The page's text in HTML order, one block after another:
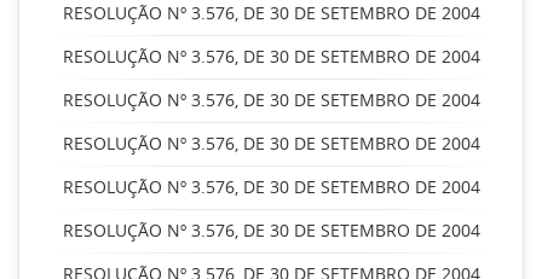
RESOLUÇÃO Nº 3.576, DE 30 DE SETEMBRO DE 2004
RESOLUÇÃO Nº 3.576, DE 30 DE SETEMBRO DE 2004
RESOLUÇÃO Nº 3.576, DE 30 DE SETEMBRO DE 2004
RESOLUÇÃO Nº 3.576, DE 30 DE SETEMBRO DE 2004
RESOLUÇÃO Nº 3.576, DE 30 DE SETEMBRO DE 2004
RESOLUÇÃO Nº 3.576, DE 30 DE SETEMBRO DE 2004
RESOLUÇÃO Nº 3.576, DE 30 DE SETEMBRO DE 2004